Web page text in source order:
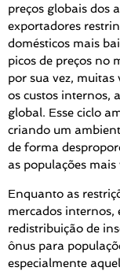
preços globais dos
exportadores
domésticos mais
picos de preços no
por sua vez, muitas
os custos internos,
global. Esse ciclo
criando um
de forma
as populações
Enquanto as
mercados internos,
redistribuição de
ônus para
especialmente